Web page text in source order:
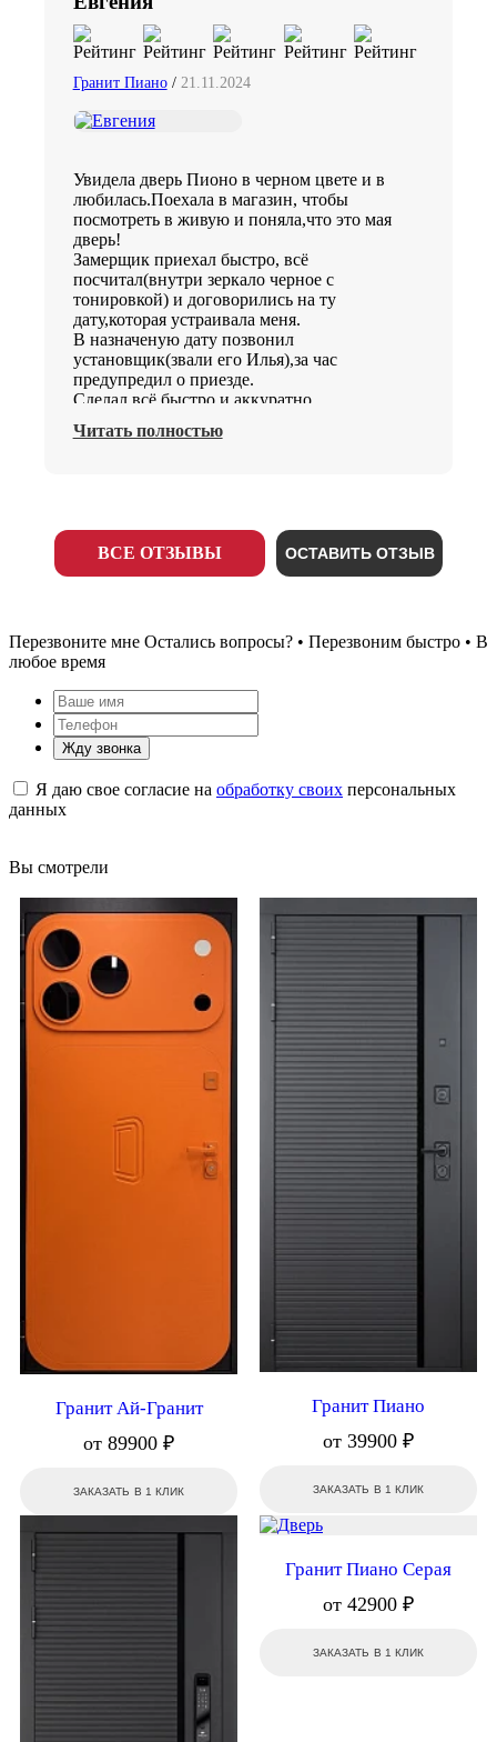
Гранит Пиано/ 21.11.2024
Увидела дверь Пионо в черном цвете и в
любилась.Поехала в магазин, чтобы
посмотреть в живую и поняла,что это мая
дверь!
Замерщик приехал быстро, всё
посчитал(внутри зеркало черное с
тонировкой) и договорились на ту
дату,которая устраивала меня.
В назначеную дату позвонил
установщик(звали его Илья),за час
предупредил о приезде.
Сделал всё быстро и аккуратно.
Поэтому однозначно рекомендую Двери
Гранит.
Читать полностью
ВСЕ ОТЗЫВЫ ОСТАВИТЬ ОТЗЫВ
Перезвоните мне Остались вопросы? • Перезвоним быстро • В
любое время
Жду звонка
Я даю свое согласие на обработку своих персональных
данных
Вы смотрели
Гранит Ай-Гранит
от 89900 ₽
ЗАКАЗАТЬ В 1 КЛИК
Гранит Пиано
от 39900 ₽
ЗАКАЗАТЬ В 1 КЛИК
Гранит Пиано Серая
от 42900 ₽
ЗАКАЗАТЬ В 1 КЛИК